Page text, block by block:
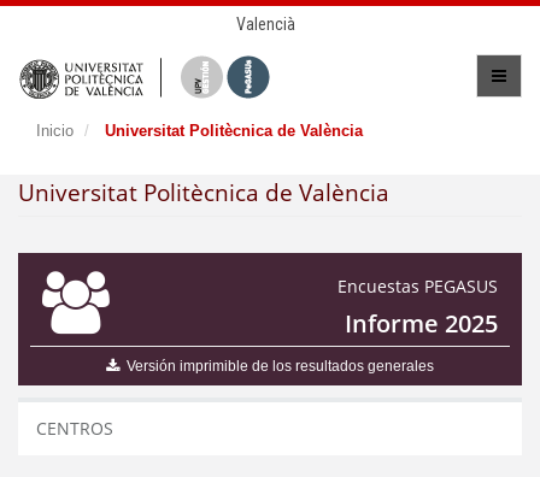
Valencià
Inicio Universitat Politècnica de València
Universitat Politècnica de València
Encuestas PEGASUS
Informe 2025
Versión imprimible de los resultados generales
CENTROS